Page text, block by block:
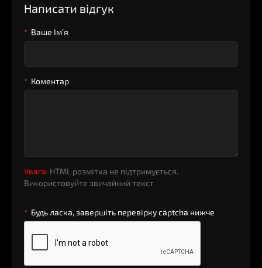
Написати відгук
Ваше Iм’я
Коментар
Увага: HTML розмітка не підтримується.
Використовуйте звичайний текст.
Будь ласка, завершіть перевірку captcha нижче